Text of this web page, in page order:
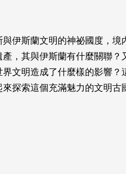
伊斯蘭文明的神祕國度，境
，其與伊斯蘭有什麼關聯？
文明造成了什麼樣的影響？
探索這個充滿魅力的文明古